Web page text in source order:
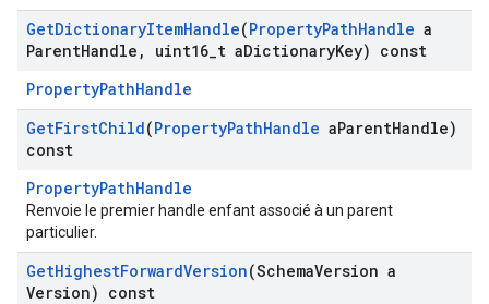
GetDictionaryItemHandle(PropertyPathHandle a
ParentHandle , uint16 t aDictionaryKey) const
PropertyPathHandle
GetFirstChild(PropertyPathHandle aParentHandle)
const
PropertyPathHandle
Renvoie le premier handle enfant associé à un parent
particulier.
GetHighestForwardVersion(SchemaVersion a
Version) const